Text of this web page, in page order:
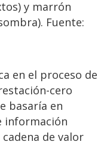
y marrón
Fuente:
en el proceso de
cero
basaría en
información
de valor